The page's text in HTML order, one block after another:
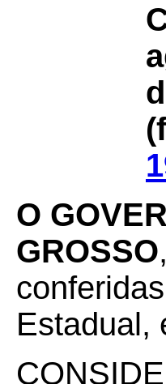
O
GROSSO
Estadual,